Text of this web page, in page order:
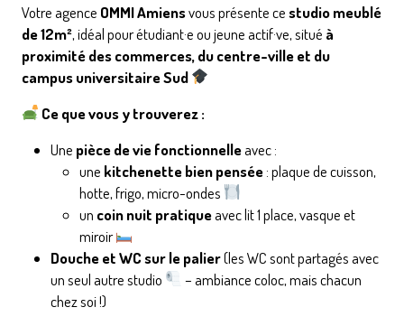
Votre agence OMMI Amiensvous présente cestudio meublé
de 12m², idéal pour étudiant·e ou jeune actif·ve, situé à
proximité des commerces, du centre-ville et du
campus universitaire Sud
Ce que vous y trouverez :
Une pièce de vie fonctionnelleavec :
une kitchenette bien pensée: plaque de cuisson,
hotte, frigo, micro-ondes
un coin nuit pratiqueavec lit 1 place, vasque et
miroir
Douche et WC sur le palier(les WC sont partagés avec
un seul autre studio
– ambiance coloc, mais chacun
chez soi !)